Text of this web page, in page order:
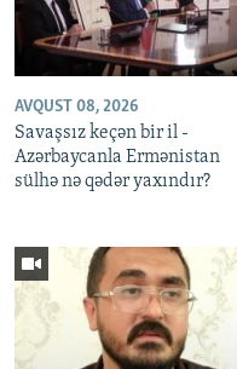
AVQUST 08, 2026
Savaşsız keçən bir il -
Azərbaycanla Ermənistan
sülhə nə qədər yaxındır?